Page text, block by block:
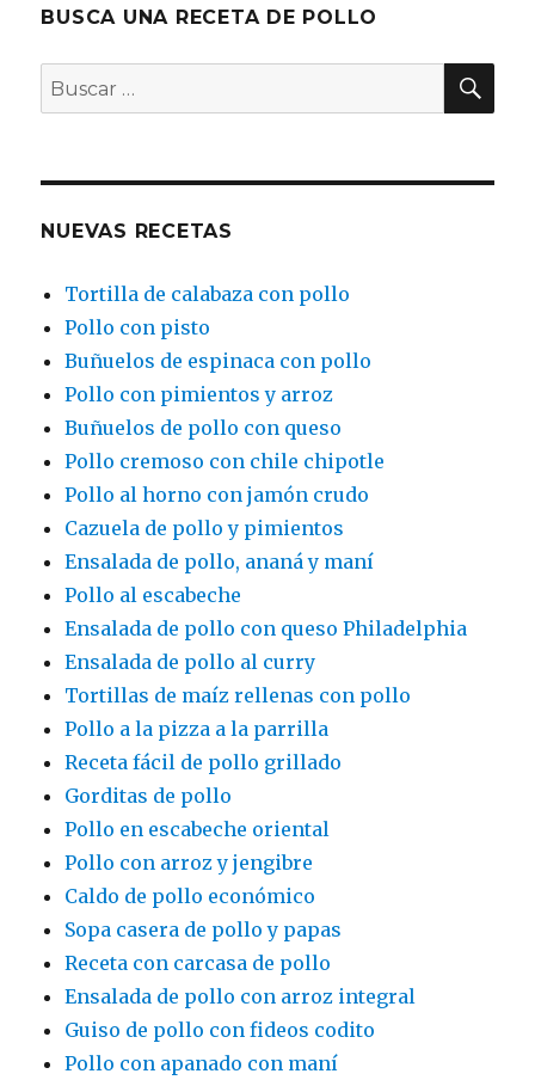
BUSCA UNA RECETA DE POLLO
Buscar
por:
NUEVAS RECETAS
Tortilla de calabaza con pollo
Pollo con pisto
Buñuelos de espinaca con pollo
Pollo con pimientos y arroz
Buñuelos de pollo con queso
Pollo cremoso con chile chipotle
Pollo al horno con jamón crudo
Cazuela de pollo y pimientos
Ensalada de pollo, ananá y maní
Pollo al escabeche
Ensalada de pollo con queso Philadelphia
Ensalada de pollo al curry
Tortillas de maíz rellenas con pollo
Pollo a la pizza a la parrilla
Receta fácil de pollo grillado
Gorditas de pollo
Pollo en escabeche oriental
Pollo con arroz y jengibre
Caldo de pollo económico
Sopa casera de pollo y papas
Receta con carcasa de pollo
Ensalada de pollo con arroz integral
Guiso de pollo con fideos codito
Pollo con apanado con maní